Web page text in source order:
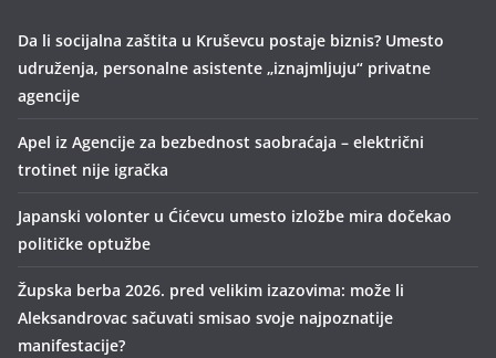
Da li socijalna zaštita u Kruševcu postaje biznis? Umesto
udruženja, personalne asistente „iznajmljuju“ privatne
agencije
Apel iz Agencije za bezbednost saobraćaja – električni
trotinet nije igračka
Japanski volonter u Ćićevcu umesto izložbe mira dočekao
političke optužbe
Župska berba 2026. pred velikim izazovima: može li
Aleksandrovac sačuvati smisao svoje najpoznatije
manifestacije?